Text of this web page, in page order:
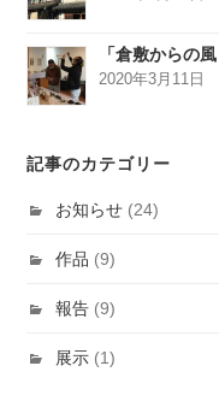
「倉敷からの
2020年3月11日
記事のカテゴリー
お知らせ (24)
作品 (9)
報告 (9)
展示 (1)